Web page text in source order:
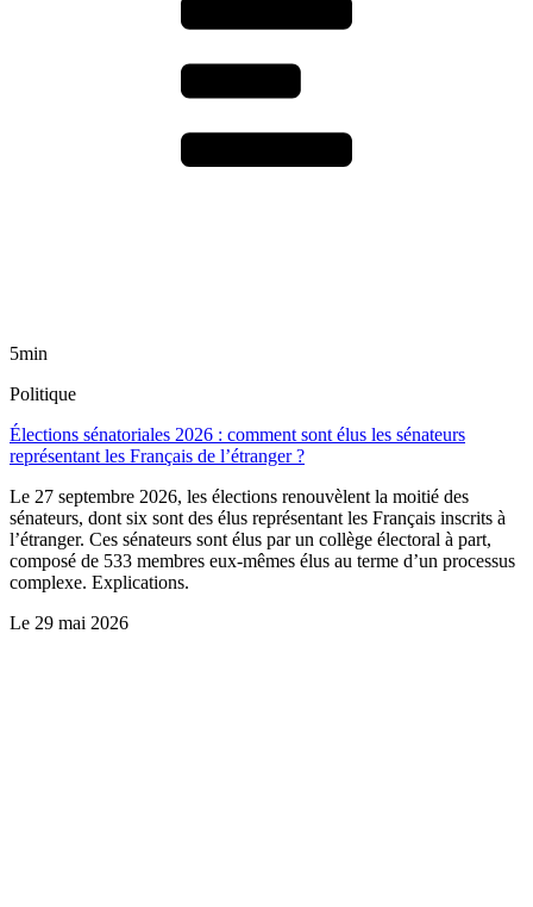
5min
Politique
Élections sénatoriales 2026 : comment sont élus les sénateurs
représentant les Français de l’étranger ?
Le 27 septembre 2026, les élections renouvèlent la moitié des
sénateurs, dont six sont des élus représentant les Français inscrits à
l’étranger. Ces sénateurs sont élus par un collège électoral à part,
composé de 533 membres eux-mêmes élus au terme d’un processus
complexe. Explications.
Le 29 mai 2026